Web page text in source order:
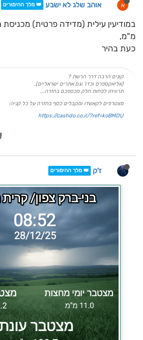
א אוהב שלג לא ישבע 👑 מלך ההימורים
מ"מ,
כעת בהיר
קונים הרבה דרך הרשת ?
(אליאקספרס וכדו' וגם אתרים ישראליים),
תרוויחו לפחות חלק מכספכם בחזרה...
מצטרפים לקאשדו ומקבלים כסף בחזרה על כל קניה:
https://cashdo.co.il/?ref=koBMDU
ז'ק 👑 מלך ההימורים